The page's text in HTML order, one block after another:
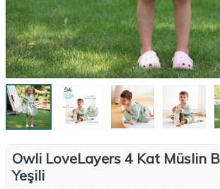
Owli LoveLayers 4 Kat Müslin
Yeşili